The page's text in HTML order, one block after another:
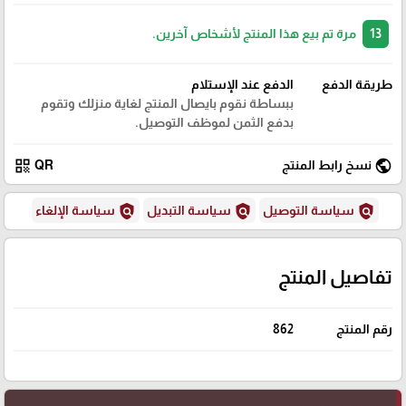
مرة تم بيع هذا المنتج لأشخاص آخرين.
طريقة الدفع
الدفع عند الإستلام
ببساطة نقوم بايصال المنتج لغاية منزلك وتقوم
بدفع الثمن لموظف التوصيل.
public نسخ رابط المنتج QR
qr_code
policy سياسة التوصيل policy سياسة التبديل policy سياسة الإلغاء
تفاصيل المنتج
رقم المنتج 862